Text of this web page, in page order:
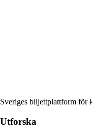
Sveriges biljettplattform för
Utforska